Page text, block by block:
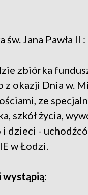
Jana Pawła II :
zbiórka
okazji Dnia w.
ze
szkół życia,
dzieci -
w Łodzi.
wystąpią: